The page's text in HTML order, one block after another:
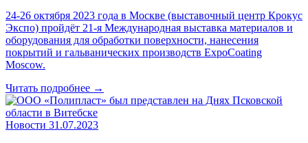
24-26 октября 2023 года в Москве (выставочный центр Крокус
Экспо) пройдёт 21-я Международная выставка материалов и
оборудования для обработки поверхности, нанесения
покрытий и гальванических производств ExpoCoating
Moscow.
Читать подробнее →
Новости 31.07.2023